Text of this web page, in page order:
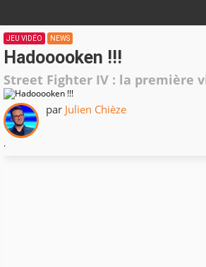
JEU VIDÉO NEWS
Hadooooken !!!
Street Fighter IV : la première
par Julien Chièze
.